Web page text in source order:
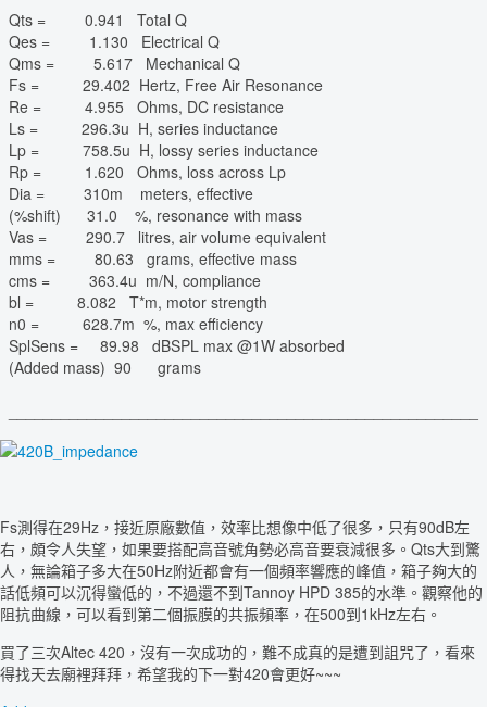
Qts = 0.941 Total Q
Qes = 1.130 Electrical Q
Qms = 5.617 Mechanical Q
Fs = 29.402 Hertz, Free Air Resonance
Re = 4.955 Ohms, DC resistance
Ls = 296.3u H, series inductance
Lp = 758.5u H, lossy series inductance
Rp = 1.620 Ohms, loss across Lp
Dia = 310m meters, effective
(%shift) 31.0 %, resonance with mass
Vas = 290.7 litres, air volume equivalent
mms = 80.63 grams, effective mass
cms = 363.4u m/N, compliance
bl = 8.082 T*m, motor strength
n0 = 628.7m %, max efficiency
SplSens = 89.98 dBSPL max @1W absorbed
(Added mass) 90 grams
Fs測得在29Hz，接近原廠數值，效率比想像中低了很多，只有90dB左
右，頗令人失望，如果要搭配高音號角勢必高音要衰減很多。Qts大到驚
人，無論箱子多大在50Hz附近都會有一個頻率響應的峰值，箱子夠大的
話低頻可以沉得蠻低的，不過還不到Tannoy HPD 385的水準。觀察他的
阻抗曲線，可以看到第二個振膜的共振頻率，在500到1kHz左右。
買了三次Altec 420，沒有一次成功的，難不成真的是遭到詛咒了，看來
得找天去廟裡拜拜，希望我的下一對420會更好~~~